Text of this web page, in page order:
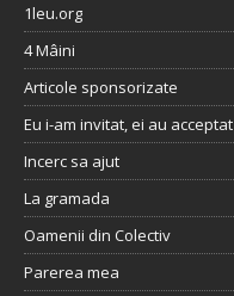
1leu.org
4 Mâini
Articole sponsorizate
Eu i-am invitat, ei au acceptat
Incerc sa ajut
La gramada
Oamenii din Colectiv
Parerea mea